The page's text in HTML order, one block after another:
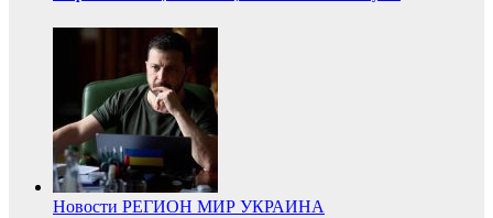
Новости РЕГИОН МИР УКРАИНА